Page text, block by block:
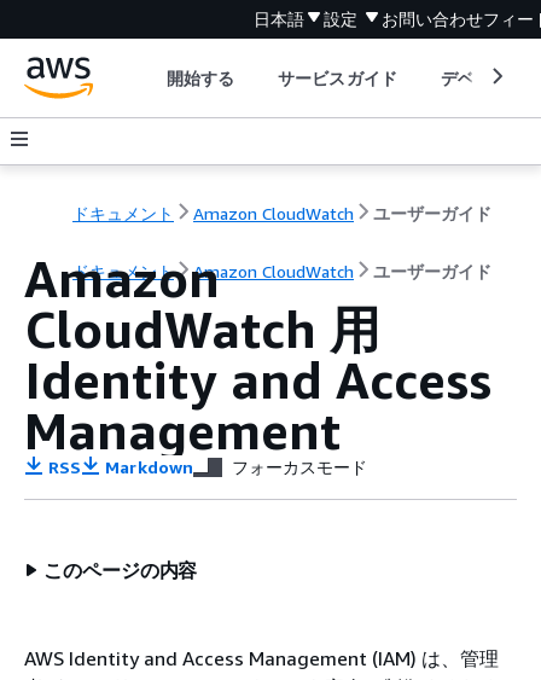
日本語 設定 お問い合わせフィー
開始する サービスガイド デベロッパ
ドキュメント Amazon CloudWatch ユーザーガイド
ドキュメント Amazon CloudWatch ユーザーガイド
Amazon
CloudWatch 用
Identity and Access
Management
RSS Markdown フォーカスモード
このページの内容
AWS Identity and Access Management (IAM) は、管理